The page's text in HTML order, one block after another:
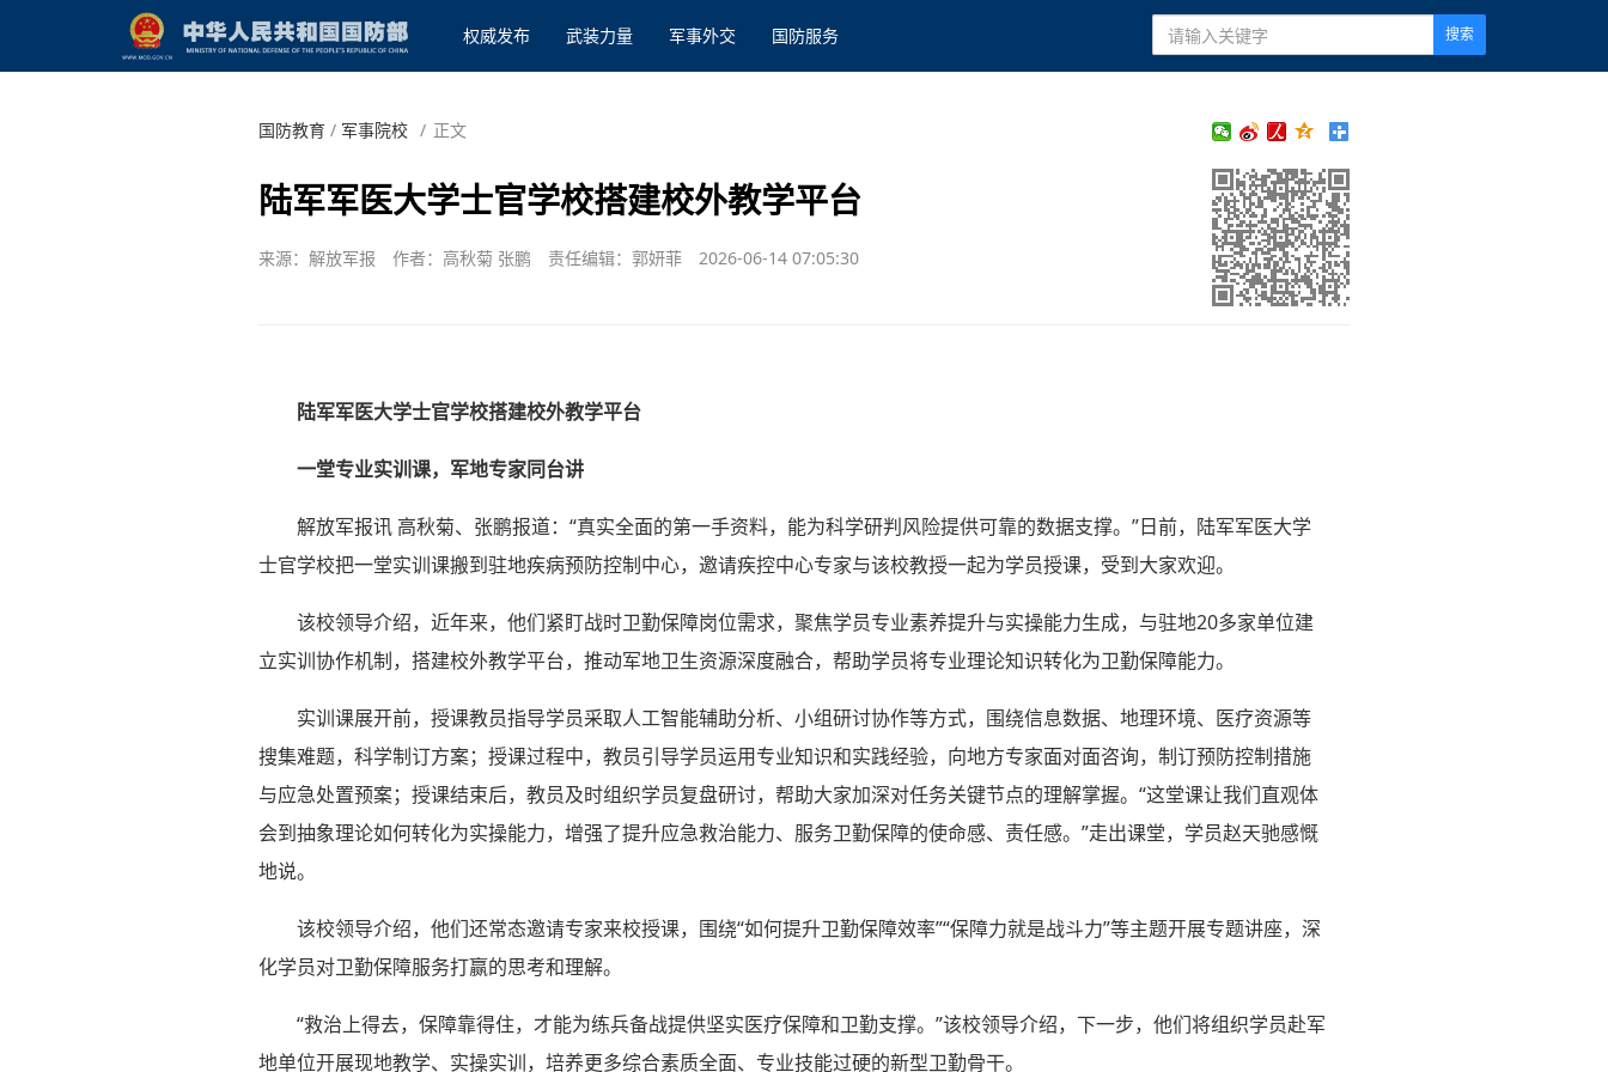
权威发布 武装力量 军事外交 国防服务 搜索
国防教育/ 军事院校 / 正文
陆军军医大学士官学校搭建校外教学平台
来源：解放军报 作者：高秋菊 张鹏 责任编辑：郭妍菲 2026-06-14 07:05:30
陆军军医大学士官学校搭建校外教学平台
一堂专业实训课，军地专家同台讲
解放军报讯 高秋菊、张鹏报道：“真实全面的第一手资料，能为科学研判风险提供可靠的数据支撑。”日前，陆军军医大学
士官学校把一堂实训课搬到驻地疾病预防控制中心，邀请疾控中心专家与该校教授一起为学员授课，受到大家欢迎。
该校领导介绍，近年来，他们紧盯战时卫勤保障岗位需求，聚焦学员专业素养提升与实操能力生成，与驻地20多家单位建
立实训协作机制，搭建校外教学平台，推动军地卫生资源深度融合，帮助学员将专业理论知识转化为卫勤保障能力。
实训课展开前，授课教员指导学员采取人工智能辅助分析、小组研讨协作等方式，围绕信息数据、地理环境、医疗资源等
搜集难题，科学制订方案；授课过程中，教员引导学员运用专业知识和实践经验，向地方专家面对面咨询，制订预防控制措施
与应急处置预案；授课结束后，教员及时组织学员复盘研讨，帮助大家加深对任务关键节点的理解掌握。“这堂课让我们直观体
会到抽象理论如何转化为实操能力，增强了提升应急救治能力、服务卫勤保障的使命感、责任感。”走出课堂，学员赵天驰感慨
地说。
该校领导介绍，他们还常态邀请专家来校授课，围绕“如何提升卫勤保障效率”“保障力就是战斗力”等主题开展专题讲座，深
化学员对卫勤保障服务打赢的思考和理解。
“救治上得去，保障靠得住，才能为练兵备战提供坚实医疗保障和卫勤支撑。”该校领导介绍，下一步，他们将组织学员赴军
地单位开展现地教学、实操实训，培养更多综合素质全面、专业技能过硬的新型卫勤骨干。